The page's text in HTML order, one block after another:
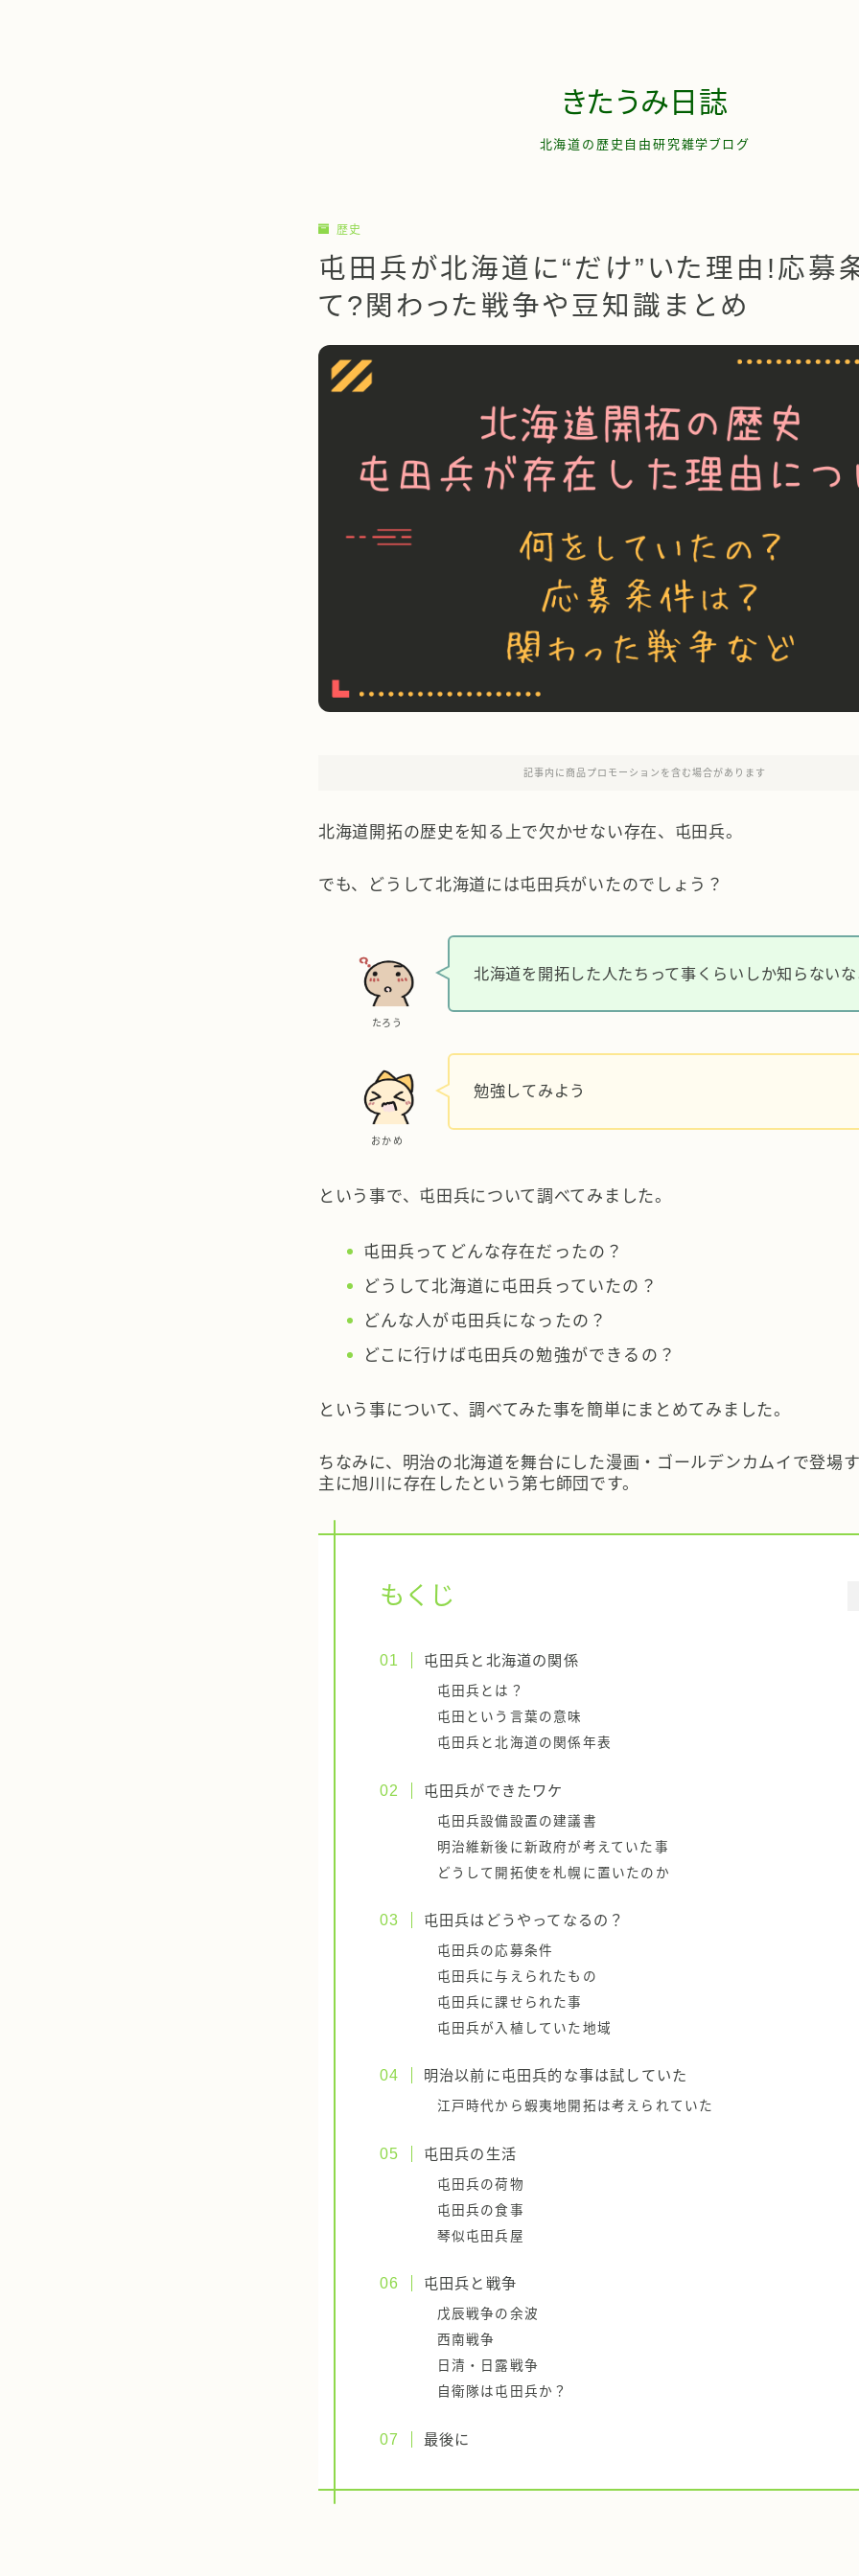
きたうみ日誌
北海道の歴史自由研究雑学ブログ
サイトマップ
歴史
屯田兵が北海道に“だけ”いた理由!応募
て?関わった戦争や豆知識まとめ
記事内に商品プロモーションを含む場合があります
北海道開拓の歴史を知る上で欠かせない存在、屯田兵。
でも、どうして北海道には屯田兵がいたのでしょう？
たろう
北海道を開拓した人たちって事くらいしか知らない
おかめ
勉強してみよう
という事で、屯田兵について調べてみました。
屯田兵ってどんな存在だったの？
どうして北海道に屯田兵っていたの？
どんな人が屯田兵になったの？
どこに行けば屯田兵の勉強ができるの？
という事について、調べてみた事を簡単にまとめてみました。
ちなみに、明治の北海道を舞台にした漫画・ゴールデンカムイで登場
主に旭川に存在したという第七師団です。
もくじ
屯田兵と北海道の関係
屯田兵とは？
屯田という言葉の意味
屯田兵と北海道の関係年表
屯田兵ができたワケ
屯田兵設備設置の建議書
明治維新後に新政府が考えていた事
どうして開拓使を札幌に置いたのか
屯田兵はどうやってなるの？
屯田兵の応募条件
屯田兵に与えられたもの
屯田兵に課せられた事
屯田兵が入植していた地域
明治以前に屯田兵的な事は試していた
江戸時代から蝦夷地開拓は考えられていた
屯田兵の生活
屯田兵の荷物
屯田兵の食事
琴似屯田兵屋
屯田兵と戦争
戊辰戦争の余波
西南戦争
日清・日露戦争
自衛隊は屯田兵か？
最後に